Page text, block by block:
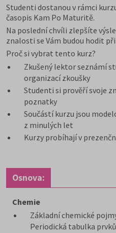
Studenti dostanou v rámci
časopis Kam Po Maturitě.
Na poslední chvíli zlepšíte
znalosti se Vám budou hodit při
Proč si vybrat tento kurz?
Zkušený lektor seznámí
organizací zkoušky
Studenti si prověří svoje
poznatky
Součástí kurzu jsou
z minulých let
Kurzy probíhají v
Osnova:
Chemie
Základní chemické
Periodická tabulka